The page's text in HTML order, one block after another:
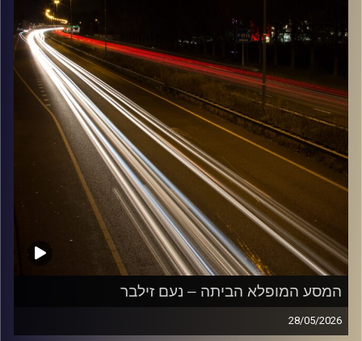
המסע המופלא הביתה – נעם זילבר
28/05/2026